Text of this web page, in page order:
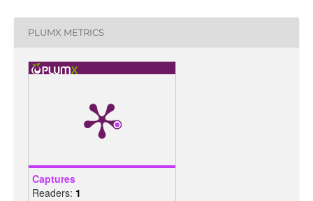
PLUMX METRICS
Captures
Readers: 1